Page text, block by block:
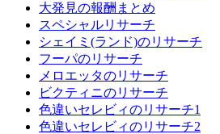
大発見の報酬まとめ
スペシャルリサーチ
シェイミ(ランド)のリサーチ
フーパのリサーチ
メロエッタのリサーチ
ビクティニのリサーチ
色違いセレビィのリサーチ1
色違いセレビィのリサーチ2